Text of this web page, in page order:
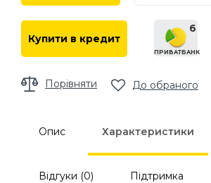
Купити в кредит
6
ПРИВАТБАНК
Порівняти До обраного
Опис Характеристики
Відгуки (0) Підтримка